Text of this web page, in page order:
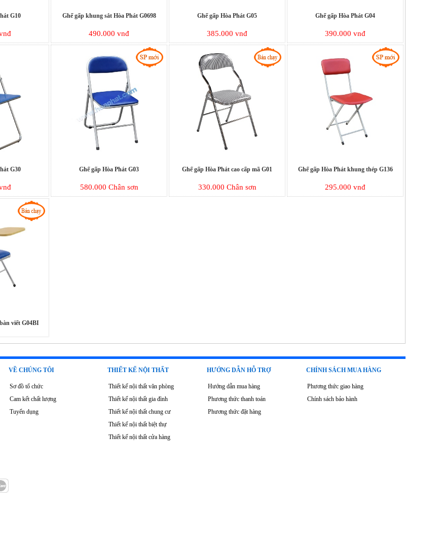
G10 Ghế gấp khung sắt Hòa Phát G0698
490.000 vnđ
Ghế gấp Hòa Phát G05
385.000 vnđ
Ghế gấp Hòa Phát G04
390.000 vnđ
G30 Ghế gấp Hòa Phát G03
580.000 Chân sơn
Ghế gấp Hòa Phát cao cấp mã G01
330.000 Chân sơn
Ghế gấp Hòa Phát khung thép G136
295.000 vnđ
viết G04BI
VỀ CHÚNG TÔI
Sơ đồ tổ chức
Cam kết chất lượng
Tuyển dụng
THIẾT KẾ NỘI THẤT
Thiết kế nội thất văn phòng
Thiết kế nội thất gia đình
Thiết kế nội thất chung cư
Thiết kế nội thất biệt thự
Thiết kế nội thất cửa hàng
HƯỚNG DẪN HỖ TRỢ
Hướng dẫn mua hàng
Phương thức thanh toán
Phương thức đặt hàng
CHÍNH SÁCH MUA HÀNG
Phương thức giao hàng
Chính sách bảo hành